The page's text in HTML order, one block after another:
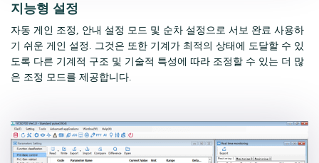
지능형 설정
자동 게인 조정, 안내 설정 모드 및 순차 설정으로 서보 완료 사용하
기 쉬운 게인 설정. 그것은 또한 기계가 최적의 상태에 도달할 수 있
도록 다른 기계적 구조 및 기술적 특성에 따라 조정할 수 있는 더 많
은 조정 모드를 제공합니다.